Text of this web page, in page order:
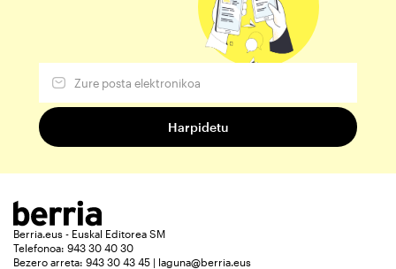
Berria.eus - Euskal Editorea SM
Telefonoa: 943 30 40 30
Bezero arreta: 943 30 43 45 | laguna@berria.eus